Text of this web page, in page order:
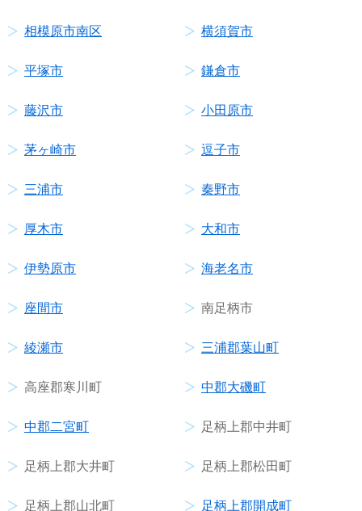
相模原市南区 横須賀市
平塚市 鎌倉市
藤沢市 小田原市
茅ヶ崎市 逗子市
三浦市 秦野市
厚木市 大和市
伊勢原市 海老名市
座間市 南足柄市
綾瀬市 三浦郡葉山町
高座郡寒川町 中郡大磯町
中郡二宮町 足柄上郡中井町
足柄上郡大井町 足柄上郡松田町
足柄上郡山北町 足柄上郡開成町